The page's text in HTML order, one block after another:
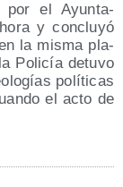
por el Ayun­ta­
y con­clu­yó
la mis­ma pla­
Poli­cía detu­vo
polí­ti­cas
el acto de